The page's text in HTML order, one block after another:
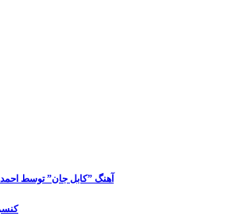
آهنگ ”کابل جان” توسط احمد